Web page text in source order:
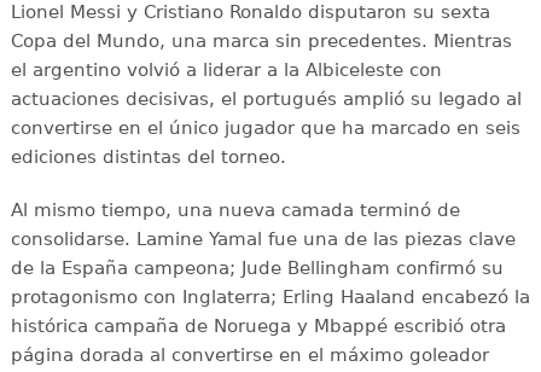
Lionel Messi y Cristiano Ronaldo disputaron su sexta
Copa del Mundo, una marca sin precedentes. Mientras
el argentino volvió a liderar a la Albiceleste con
actuaciones decisivas, el portugués amplió su legado al
convertirse en el único jugador que ha marcado en seis
ediciones distintas del torneo.
Al mismo tiempo, una nueva camada terminó de
consolidarse. Lamine Yamal fue una de las piezas clave
de la España campeona; Jude Bellingham confirmó su
protagonismo con Inglaterra; Erling Haaland encabezó la
histórica campaña de Noruega y Mbappé escribió otra
página dorada al convertirse en el máximo goleador